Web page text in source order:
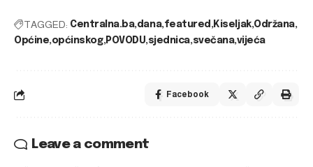
TAGGED: Centralna.ba dana featured Kiseljak Održana
Općine općinskog POVODU sjednica svečana vijeća
Facebook
Leave a comment